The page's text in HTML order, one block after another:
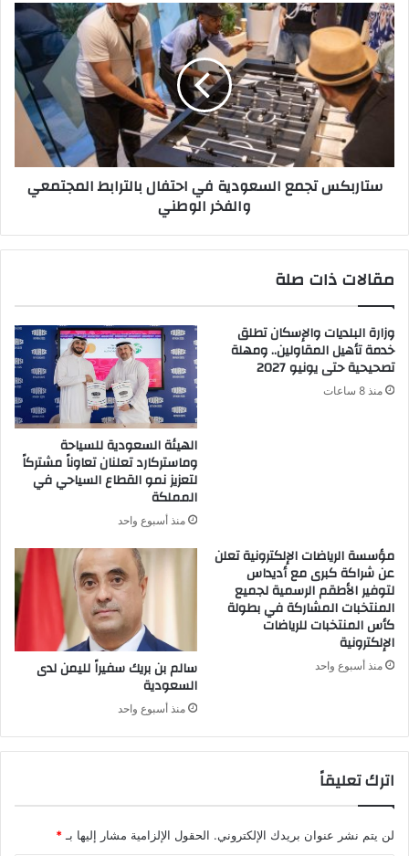
البيانات
الدولية
(IDC)
ستاربكس
تجمع
السعودية
في
احتفال
بالترابط
المجتمعي
الوطني
ستاربكس تجمع السعودية في احتفال بالترابط المجتمعي
والفخر الوطني
مقالات ذات صلة
وزارة البلديات والإسكان تطلق
خدمة تأهيل المقاولين.. ومهلة
تصحيحية حتى يونيو 2027
منذ 8 ساعات
الهيئة السعودية للسياحة
وماستركارد تعلنان تعاوناً مشتركاً
لتعزيز نمو القطاع السياحي في
المملكة
منذ أسبوع واحد
مؤسسة الرياضات الإلكترونية تعلن
عن شراكة كبرى مع أديداس
لتوفير الأطقم الرسمية لجميع
المنتخبات المشاركة في بطولة
كأس المنتخبات للرياضات
الإلكترونية
منذ أسبوع واحد سالم بن بريك سفيراً لليمن لدى
السعودية
منذ أسبوع واحد
اترك تعليقاً
لن يتم نشر عنوان بريدك الإلكتروني. الحقول الإلزامية مشار إليها بـ *